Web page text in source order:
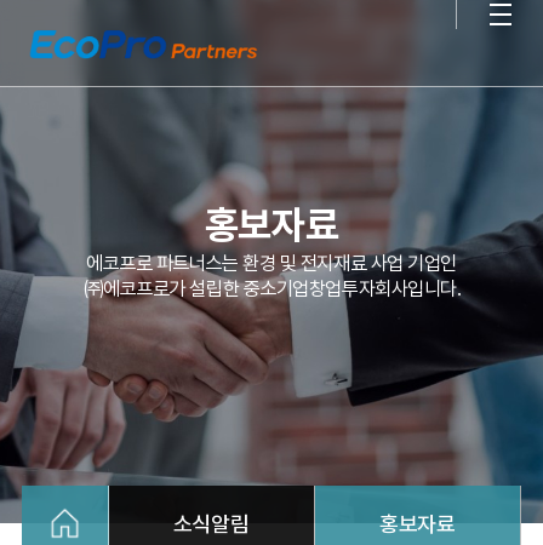
홍보자료
에코프로 파트너스는 환경 및 전지재료 사업 기업인
㈜에코프로가 설립한 중소기업창업투자회사입니다.
소식알림 홍보자료